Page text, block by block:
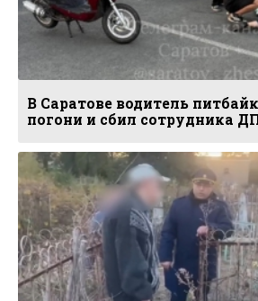
В Саратове водитель
погони и сбил сотрудника